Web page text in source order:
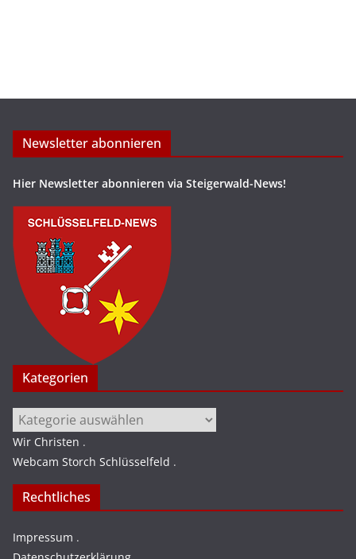
Newsletter abonnieren
Hier Newsletter abonnieren via Steigerwald-News!
Kategorien
Kategorien
Wir Christen .
Webcam Storch Schlüsselfeld .
Rechtliches
Impressum .